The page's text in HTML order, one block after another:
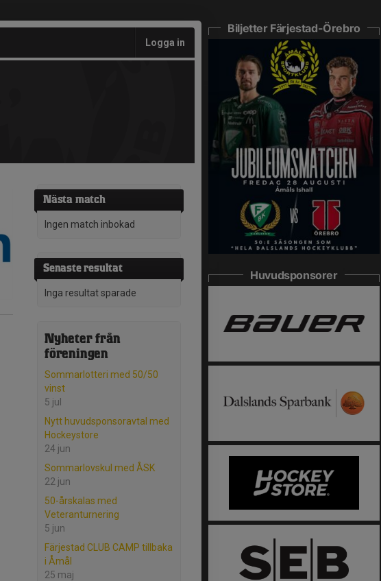
Logga in
Nästa match
Ingen match inbokad
Senaste resultat
Inga resultat sparade
Nyheter från
föreningen
Sommarlotteri med 50/50
vinst
5 jul
Nytt huvudsponsoravtal med
Hockeystore
24 jun
Sommarlovskul med ÅSK
22 jun
50-årskalas med
Veteranturnering
5 jun
Färjestad CLUB CAMP tillbaka
i Åmål
25 maj
Biljetter Färjestad-Örebro
Huvudsponsorer